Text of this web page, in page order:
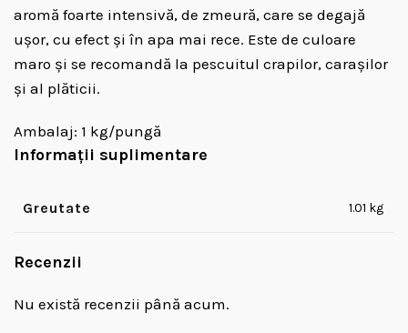
aromă foarte intensivă, de zmeură, care se degajă
ușor, cu efect și în apa mai rece. Este de culoare
maro și se recomandă la pescuitul crapilor, caraşilor
și al plăticii.
Ambalaj: 1 kg/pungă
Informații suplimentare
Greutate 1.01 kg
Recenzii
Nu există recenzii până acum.